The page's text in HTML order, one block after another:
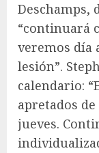
Deschamps,
“continuará
veremos día
lesión”.
calendario:
apretados
jueves.